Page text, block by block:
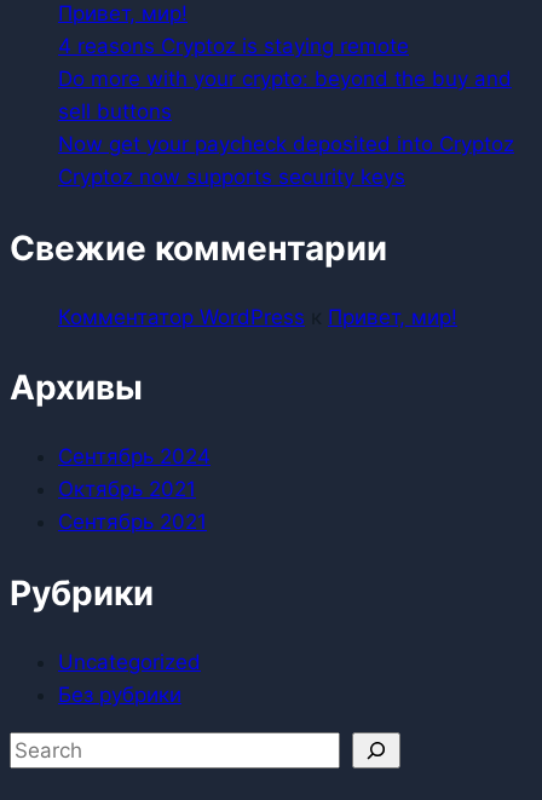
Привет, мир!
4 reasons Cryptoz is staying remote
Do more with your crypto: beyond the buy and
sell buttons
Now get your paycheck deposited into Cryptoz
Cryptoz now supports security keys
Свежие комментарии
Комментатор WordPress Привет, мир!
Архивы
Сентябрь 2024
Октябрь 2021
Сентябрь 2021
Рубрики
Uncategorized
Без рубрики
Поиск